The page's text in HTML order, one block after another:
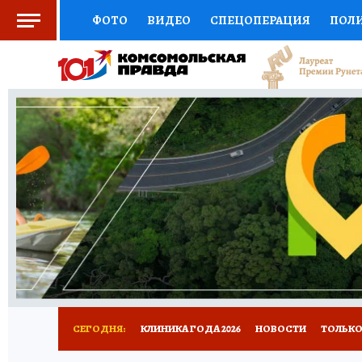
ФОТО ВИДЕО СПЕЦОПЕРАЦИЯ
СОЦПОДДЕРЖКА НАУКА СПОРТ
ВЫБОР ЭКСПЕРТОВ ДОКТОР
КНИЖНАЯ ПОЛКА ПРОГНОЗЫ НА СПОРТ
ПРЕСС-ЦЕНТР НЕДВИЖИМОСТЬ
РАДИО КП РЕКЛАМА ТЕСТЫ НОВОЕ
СЕГОДНЯ: КЛИНИКА ГОДА 2026 НОВОСТИ